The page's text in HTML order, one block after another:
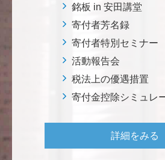
田畑 和樹
対校戦勝利、インカレ優勝目指し
い！ <漕艇部>
自身の高齢化とともに、障害のあ
いドアの自動ドア化あるいは開閉
をはじめとして、身近なことでや
銘板 in 安田講堂
寄付者芳名録
寄付者特別セミナー
活動報告会
税法上の優遇措置
寄付金控除シミュレ
詳細をみる